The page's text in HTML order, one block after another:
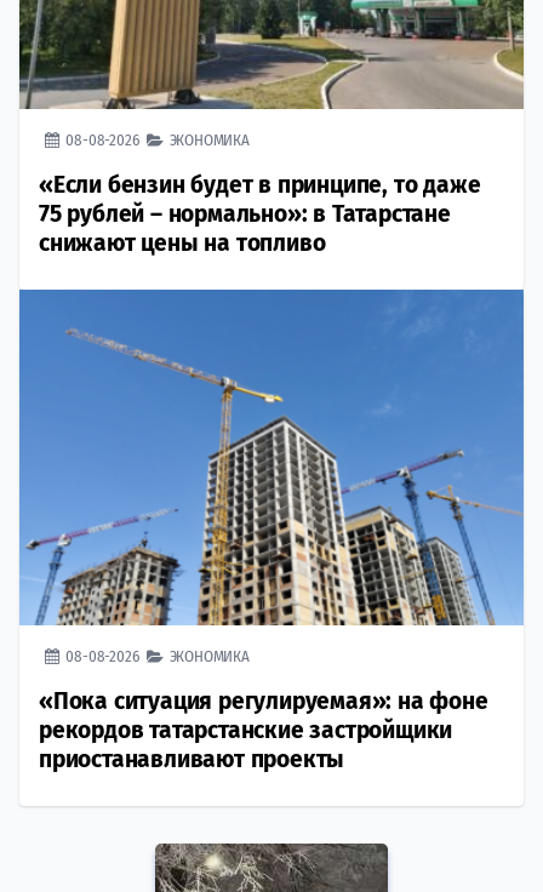
08-08-2026 ЭКОНОМИКА
«Если бензин будет в принципе, то даже
75 рублей – нормально»: в Татарстане
снижают цены на топливо
08-08-2026 ЭКОНОМИКА
«Пока ситуация регулируемая»: на фоне
рекордов татарстанские застройщики
приостанавливают проекты